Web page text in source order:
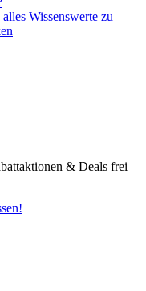
Wissenswerte zu
& Deals frei